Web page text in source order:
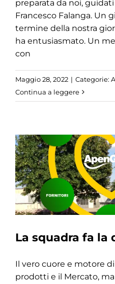
preparata da noi,
Francesco Falanga. Un
termine della nostra
ha entusiasmato. Un
con
Maggio 28, 2022 | Categorie:
Continua a leggere
La squadra fa la
Il vero cuore e motore
prodotti e il Mercato,